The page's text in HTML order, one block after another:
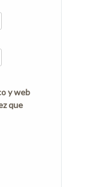
y web
que